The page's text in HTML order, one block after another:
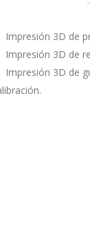
Impresión 3D de
Impresión 3D de
Impresión 3D de